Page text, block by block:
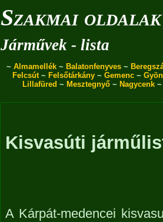
Szakmai oldalak
Járművek - lista
~ Almamellék ~ Balatonfenyves ~
Felcsút~ Felsőtárkány ~ Gemenc ~
Lillafüred ~ Mesztegnyő~ Nagycenk
Kisvasúti
A Kárpát-medencei